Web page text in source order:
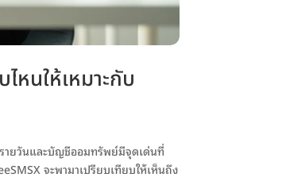
นให้เหมาะกับ
ายวันและบัญชีออมทรัพย์มีจุดเด่นที่
จะพามาเปรียบเทียบให้เห็นถึง